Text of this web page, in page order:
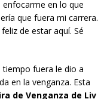
en lo que
que fuera mi carrera.
de estar aquí. Sé
fuera le dio a
en la venganza. Esta
de Venganza de Liv